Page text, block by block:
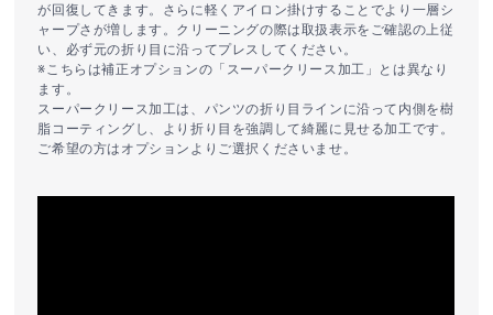
が回復してきます。さらに軽くアイロン掛けすることでより一層シ
ャープさが増します。クリーニングの際は取扱表示をご確認の上従
い、必ず元の折り目に沿ってプレスしてください。
※こちらは補正オプションの「スーパークリース加工」とは異なり
ます。
スーパークリース加工は、パンツの折り目ラインに沿って内側を樹
脂コーティングし、より折り目を強調して綺麗に見せる加工です。
ご希望の方はオプションよりご選択くださいませ。